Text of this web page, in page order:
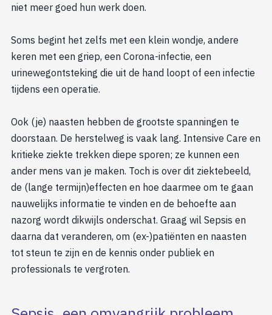
niet meer goed hun werk doen.
Soms begint het zelfs met een klein wondje, andere
keren met een griep, een Corona-infectie, een
urinewegontsteking die uit de hand loopt of een infectie
tijdens een operatie.
Ook (je) naasten hebben de grootste spanningen te
doorstaan. De herstelweg is vaak lang. Intensive Care en
kritieke ziekte trekken diepe sporen; ze kunnen een
ander mens van je maken. Toch is over dit ziektebeeld,
de (lange termijn)effecten en hoe daarmee om te gaan
nauwelijks informatie te vinden en de behoefte aan
nazorg wordt dikwijls onderschat. Graag wil Sepsis en
daarna dat veranderen, om (ex-)patiënten en naasten
tot steun te zijn en de kennis onder publiek en
professionals te vergroten.